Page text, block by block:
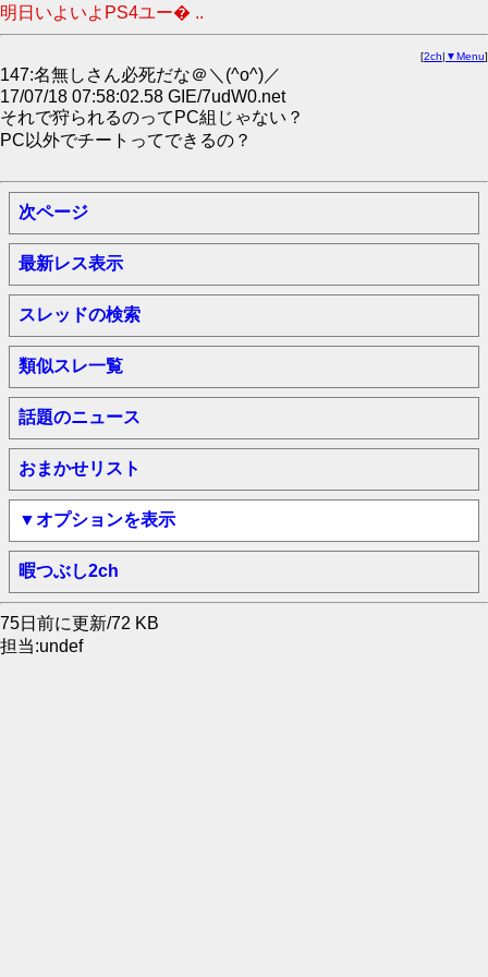
明日いよいよPS4ユー� ..
[2ch| ▼Menu]
147:名無しさん必死だな＠＼(^o^)／
17/07/18 07:58:02.58 GIE/7udW0.net
それで狩られるのってPC組じゃない？
PC以外でチートってできるの？
次ページ
最新レス表示
スレッドの検索
類似スレ一覧
話題のニュース
おまかせリスト
▼オプションを表示
暇つぶし2ch
75日前に更新/72 KB
担当:undef